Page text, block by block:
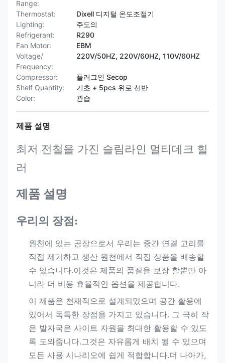
Range:
Thermostat:
Dixell 디지털 온도조절기
Lighting:
주도의
Refrigerant:
R290
Fan Motor:
EBM
Voltage/
Frequency:
220V/50HZ, 220V/60HZ, 110V/60HZ
Compressor:
플러그인 Secop
Shelf Quantity:
기초 + 5pcs 위로 선반
Color:
관습
제품 설명
최저 전철을 가진 슬림라인 멀티데크 힐
러
제품 설명
우리의 장점:
원천에 있는 공장으로서 우리는 중간 연결 고리를
직접 제거하고 생산 원천에서 직접 상품을 배송할
수 있습니다.이것은 제품의 품질을 보장 할뿐만 아
니라 더 비용 효율적인 옵션을 제공합니다.
이 제품은 천재적으로 설계되었으며 공간 활용에
있어서 독특한 장점을 가지고 있습니다. 그 극히 작
은 발자국은 사이트 자원을 최대한 활용할 수 있도
록 도와줍니다.그것은 자유롭게 배치 될 수 있으며
모든 사용 시나리오에 쉽게 적합합니다.더 나아가,